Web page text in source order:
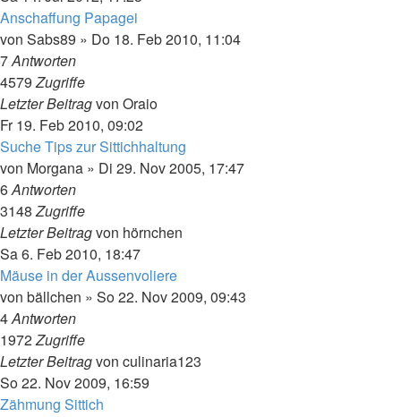
Anschaffung Papagei
von Sabs89 » Do 18. Feb 2010, 11:04
7Antworten
4579Zugriffe
Letzter Beitragvon Oraio
Fr 19. Feb 2010, 09:02
Suche Tips zur Sittichhaltung
von Morgana » Di 29. Nov 2005, 17:47
6Antworten
3148Zugriffe
Letzter Beitragvon hörnchen
Sa 6. Feb 2010, 18:47
Mäuse in der Aussenvoliere
von bällchen » So 22. Nov 2009, 09:43
4Antworten
1972Zugriffe
Letzter Beitragvon culinaria123
So 22. Nov 2009, 16:59
Zähmung Sittich